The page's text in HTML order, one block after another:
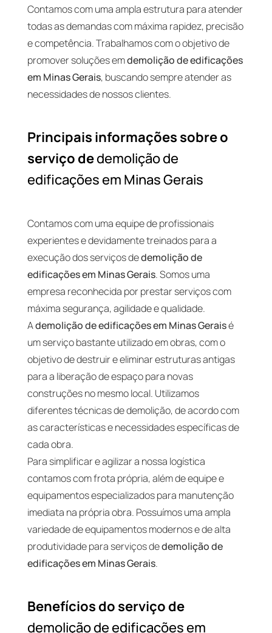
Contamos com uma ampla estrutura para atender
todas as demandas com máxima rapidez, precisão
e competência. Trabalhamos com o objetivo de
promover soluções emdemolição de edificações
em Minas Gerais, buscando sempre atender as
necessidades de nossos clientes.
Principais informações sobre o
serviço dedemolição de
edificações em Minas Gerais
Contamos com uma equipe de profissionais
experientes e devidamente treinados para a
execução dos serviços dedemolição de
edificações em Minas Gerais. Somos uma
empresa reconhecida por prestar serviços com
máxima segurança, agilidade e qualidade.
Ademolição de edificações em Minas Geraisé
um serviço bastante utilizado em obras, com o
objetivo de destruir e eliminar estruturas antigas
para a liberação de espaço para novas
construções no mesmo local. Utilizamos
diferentes técnicas de demolição, de acordo com
as características e necessidades específicas de
cada obra.
Para simplificar e agilizar a nossa logística
contamos com frota própria, além de equipe e
equipamentos especializados para manutenção
imediata na própria obra. Possuímos uma ampla
variedade de equipamentos modernos e de alta
produtividade para serviços dedemolição de
edificações em Minas Gerais.
Benefícios do serviço de
demolição de edificações em